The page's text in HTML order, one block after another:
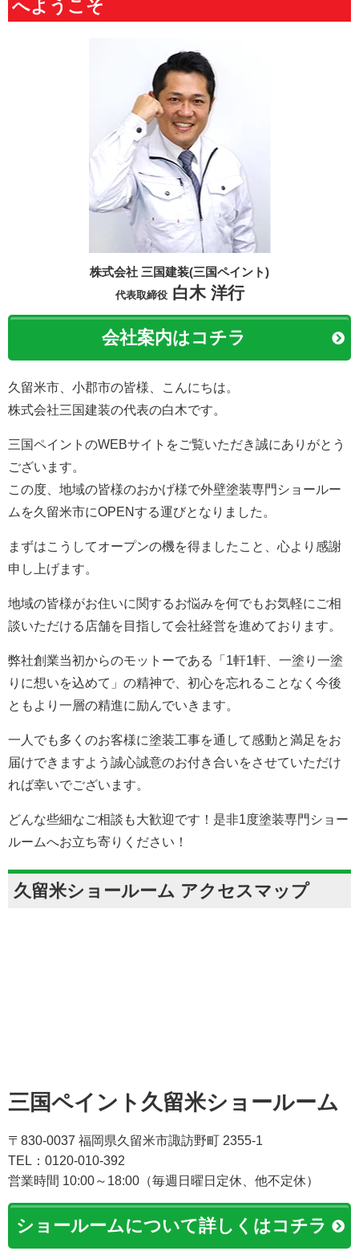
へようこそ
株式会社 三国建装(三国ペイント)
代表取締役白木 洋行
会社案内はコチラ
久留米市、小郡市の皆様、こんにちは。
株式会社三国建装の代表の白木です。
三国ペイントのWEBサイトをご覧いただき誠にありがとう
ございます。
この度、地域の皆様のおかげ様で外壁塗装専門ショールー
ムを久留米市にOPENする運びとなりました。
まずはこうしてオープンの機を得ましたこと、心より感謝
申し上げます。
地域の皆様がお住いに関するお悩みを何でもお気軽にご相
談いただける店舗を目指して会社経営を進めております。
弊社創業当初からのモットーである「1軒1軒、一塗り一塗
りに想いを込めて」の精神で、初心を忘れることなく今後
ともより一層の精進に励んでいきます。
一人でも多くのお客様に塗装工事を通して感動と満足をお
届けできますよう誠心誠意のお付き合いをさせていただけ
れば幸いでございます。
どんな些細なご相談も大歓迎です！是非1度塗装専門ショー
ルームへお立ち寄りください！
久留米ショールーム アクセスマップ
三国ペイント久留米ショールーム
〒830-0037 福岡県久留米市諏訪野町 2355-1
TEL：0120-010-392
営業時間 10:00～18:00（毎週日曜日定休、他不定休）
ショールームについて詳しくはコチラ